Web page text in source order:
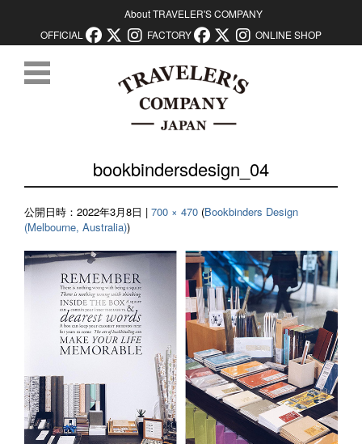
About TRAVELER'S COMPANY
OFFICIAL
FACTORY ONLINE SHOP
bookbindersdesign_04
公開日時： 2022年3月8日 | 700 × 470 (Bookbinders Design
(Melbourne, Australia))